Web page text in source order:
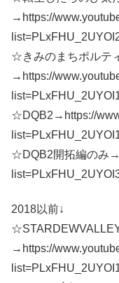
→https://
☆きみのまちポルテ
→https://
☆DQB2→https://
☆DQB2開拓編のみ
2018以前↓
→https://